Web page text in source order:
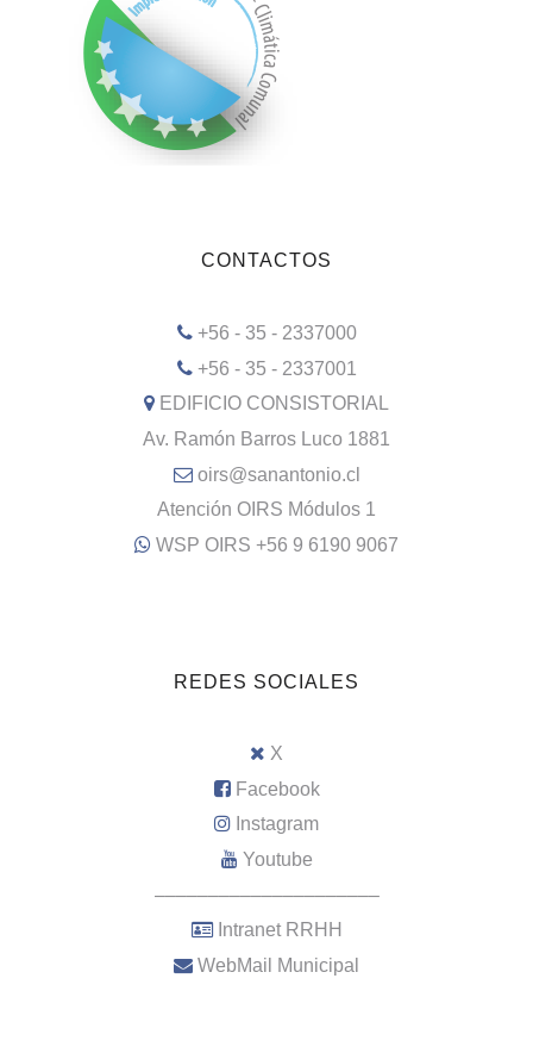
CONTACTOS
+56 - 35 - 2337000
+56 - 35 - 2337001
EDIFICIO CONSISTORIAL
Av. Ramón Barros Luco 1881
oirs@sanantonio.cl
Atención OIRS Módulos 1
WSP OIRS +56 9 6190 9067
REDES SOCIALES
X
Facebook
Instagram
Youtube
–––––––––––––––––––––
Intranet RRHH
WebMail Municipal